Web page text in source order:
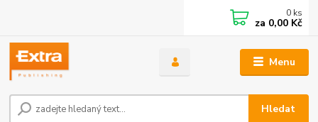
Menu
Hledat
0 ks
za 0,00 Kč